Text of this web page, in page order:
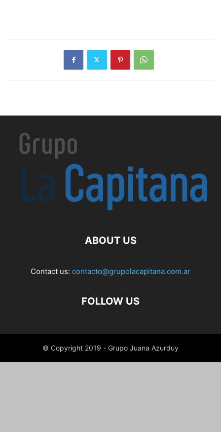
ABOUT US
Contact us: contacto@grupolacapitana.com.ar
FOLLOW US
© Copyright 2019 - Grupo Juana Azurduy